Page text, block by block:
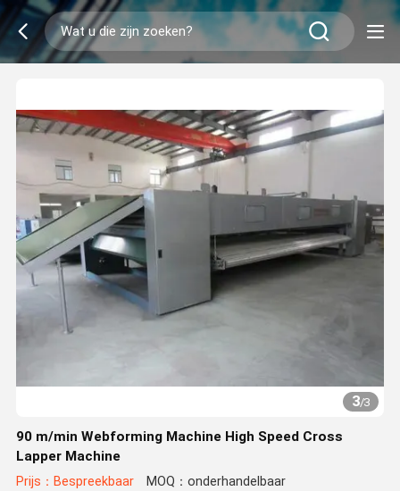
3/3
90 m/min Webforming Machine High Speed Cross
Lapper Machine
Prijs：Bespreekbaar MOQ：onderhandelbaar